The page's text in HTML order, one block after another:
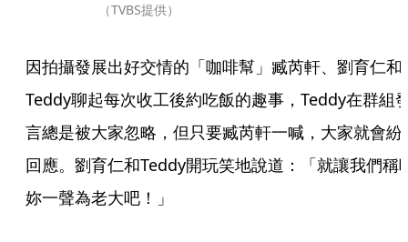
（TVBS提供）
因拍攝發展出好交情的「咖啡幫」臧芮軒、劉育仁和
Teddy聊起每次收工後約吃飯的趣事，Teddy在群組
言總是被大家忽略，但只要臧芮軒一喊，大家就會紛
回應。劉育仁和Teddy開玩笑地說道：「就讓我們稱
妳一聲為老大吧！」